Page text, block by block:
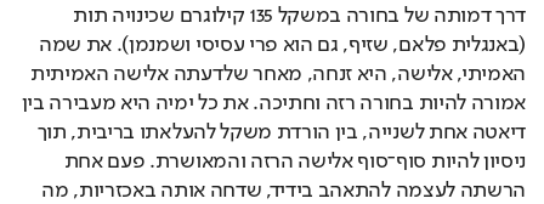
דרך דמותה של בחורה במשקל 135 קילוגרם שכינויה תות
(באנגלית פלאם, שזיף, גם הוא פרי עסיסי ושמנמן). את שמה
האמיתי, אלישה, היא זנחה, מאחר שלדעתה אלישה האמיתית
אמורה להיות בחורה רזה וחתיכה. את כל ימיה היא מעבירה בין
דיאטה אחת לשנייה, בין הורדת משקל להעלאתו בריבית, תוך
ניסיון להיות סוף־סוף אלישה הרזה והמאושרת. פעם אחת
הרשתה לעצמה להתאהב בידיד, שדחה אותה באכזריות, מה